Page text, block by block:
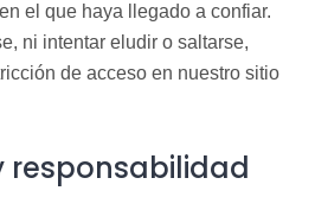
el que haya llegado a confiar.
ni intentar eludir o saltarse,
de acceso en nuestro sitio
responsabilidad